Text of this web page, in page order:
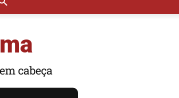
cabeça